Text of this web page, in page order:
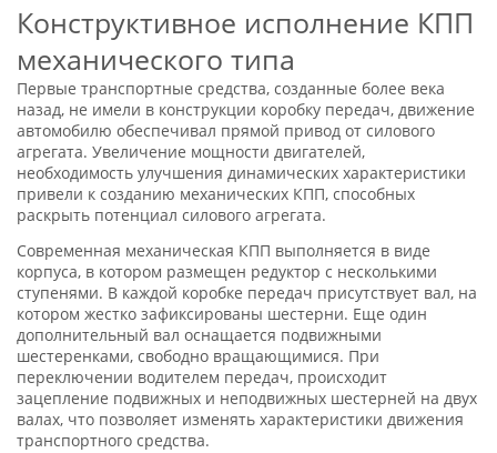
Конструктивное исполнение КПП
механического типа
Первые транспортные средства, созданные более века
назад, не имели в конструкции коробку передач, движение
автомобилю обеспечивал прямой привод от силового
агрегата. Увеличение мощности двигателей,
необходимость улучшения динамических характеристики
привели к созданию механических КПП, способных
раскрыть потенциал силового агрегата.
Современная механическая КПП выполняется в виде
корпуса, в котором размещен редуктор с несколькими
ступенями. В каждой коробке передач присутствует вал, на
котором жестко зафиксированы шестерни. Еще один
дополнительный вал оснащается подвижными
шестеренками, свободно вращающимися. При
переключении водителем передач, происходит
зацепление подвижных и неподвижных шестерней на двух
валах, что позволяет изменять характеристики движения
транспортного средства.